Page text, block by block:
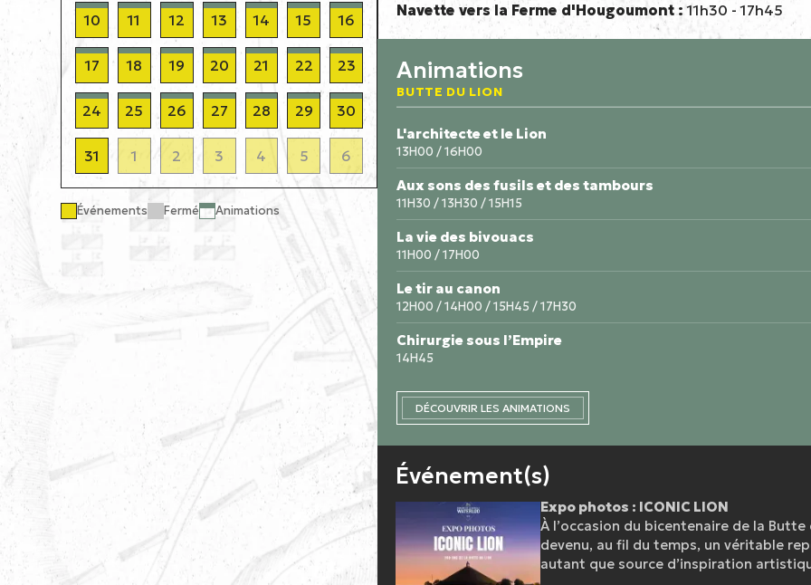
10 11 12 13 14 15 16
17 18 19 20 21 22 23
24 25 26 27 28 29 30
31 1 2 3 4 5 6
Événements Fermé Animations
Navette vers la Ferme d'Hougoumont : 11h30 - 17h45
Animations
BUTTE DU LION
L'architecte et le Lion
13H00 / 16H00
Aux sons des fusils et des tambours
11H30 / 13H30 / 15H15
La vie des bivouacs
11H00 / 17H00
Le tir au canon
12H00 / 14H00 / 15H45 / 17H30
Chirurgie sous l’Empire
14H45
DÉCOUVRIR LES ANIMATIONS
Événement(s)
Expo photos : ICONIC LION
À l’occasion du bicentenaire de la
devenu, au fil du temps, un véritable
autant que source d’inspiration